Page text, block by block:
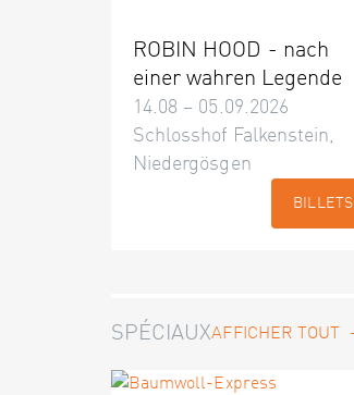
ROBIN HOOD - nach
einer wahren Legende
14.08 – 05.09.2026
Schlosshof Falkenstein,
Niedergösgen
BILLETS
SPÉCIAUXAFFICHER TOUT